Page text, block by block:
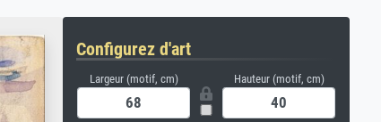
Configurez d'art
Largeur (motif, cm) Hauteur (motif, cm)